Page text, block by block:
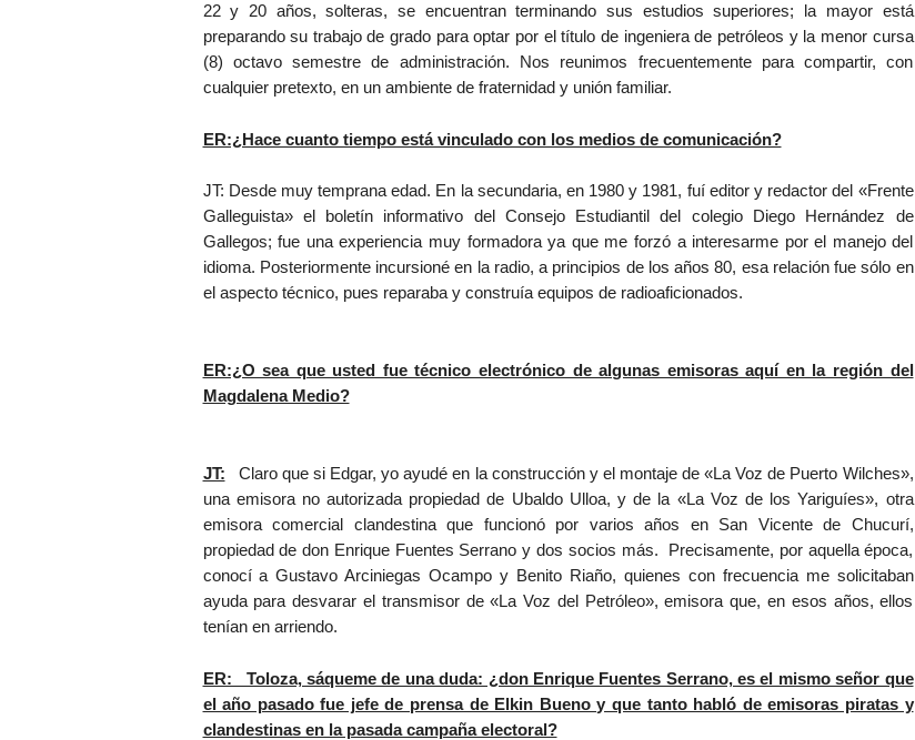
22 y 20 años, solteras, se encuentran terminando sus estudios superiores; la mayor está
preparando su trabajo de grado para optar por el título de ingeniera de petróleos y la menor cursa
(8) octavo semestre de administración. Nos reunimos frecuentemente para compartir, con
cualquier pretexto, en un ambiente de fraternidad y unión familiar.
ER:¿Hace cuanto tiempo está vinculado con los medios de comunicación?
JT: Desde muy temprana edad. En la secundaria, en 1980 y 1981, fuí editor y redactor del «Frente
Galleguista» el boletín informativo del Consejo Estudiantil del colegio Diego Hernández de
Gallegos; fue una experiencia muy formadora ya que me forzó a interesarme por el manejo del
idioma. Posteriormente incursioné en la radio, a principios de los años 80, esa relación fue sólo en
el aspecto técnico, pues reparaba y construía equipos de radioaficionados.
ER:¿O sea que usted fue técnico electrónico de algunas emisoras aquí en la región del
Magdalena Medio?
JT: Claro que si Edgar, yo ayudé en la construcción y el montaje de «La Voz de Puerto Wilches»,
una emisora no autorizada propiedad de Ubaldo Ulloa, y de la «La Voz de los Yariguíes», otra
emisora comercial clandestina que funcionó por varios años en San Vicente de Chucurí,
propiedad de don Enrique Fuentes Serrano y dos socios más. Precisamente, por aquella época,
conocí a Gustavo Arciniegas Ocampo y Benito Riaño, quienes con frecuencia me solicitaban
ayuda para desvarar el transmisor de «La Voz del Petróleo», emisora que, en esos años, ellos
tenían en arriendo.
ER: Toloza, sáqueme de una duda: ¿don Enrique Fuentes Serrano, es el mismo señor que
el año pasado fue jefe de prensa de Elkin Bueno y que tanto habló de emisoras piratas y
clandestinas en la pasada campaña electoral?